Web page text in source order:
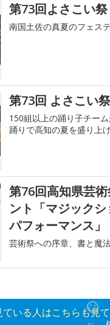
第73回よさこい祭
南国土佐の真夏のフェス
第73回 よさこい
150組以上の踊り子チー
踊りで高知の夏を盛り上
第76回高知県芸
ント「マジック
パフォーマンス」
芸術祭への序章、書と魔
いる人はこちらも見